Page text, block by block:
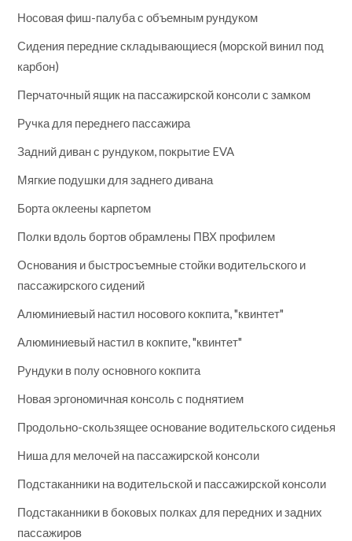
Носовая фиш-палуба с объемным рундуком
Сидения передние складывающиеся (морской винил под
карбон)
Перчаточный ящик на пассажирской консоли с замком
Ручка для переднего пассажира
Задний диван с рундуком, покрытие EVA
Мягкие подушки для заднего дивана
Борта оклеены карпетом
Полки вдоль бортов обрамлены ПВХ профилем
Основания и быстросъемные стойки водительского и
пассажирского сидений
Алюминиевый настил носового кокпита, "квинтет"
Алюминиевый настил в кокпите, "квинтет"
Рундуки в полу основного кокпита
Новая эргономичная консоль с поднятием
Продольно-скользящее основание водительского сиденья
Ниша для мелочей на пассажирской консоли
Подстаканники на водительской и пассажирской консоли
Подстаканники в боковых полках для передних и задних
пассажиров